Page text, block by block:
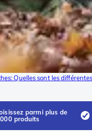
Quelles sont les
parmi plus de
produits